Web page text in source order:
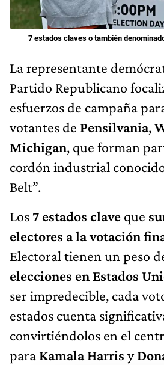
7 estados claves o también
La representante
Partido Republicano
esfuerzos de campaña
votantes de Pensilvania,
Michigan, que forman
cordón industrial
Belt”.
Los 7 estados clave que
electores a la votación
Electoral tienen un peso
elecciones en Estados
ser impredecible, cada
estados cuenta
convirtiéndolos en el
para Kamala Harris y